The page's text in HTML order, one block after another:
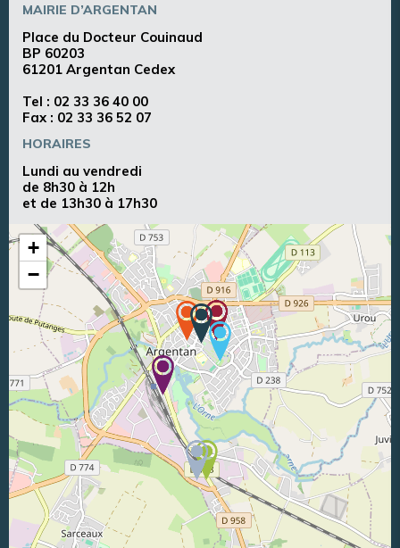
MAIRIE D’ARGENTAN
Place du Docteur Couinaud
BP 60203
61201 Argentan Cedex
Tel : 02 33 36 40 00
Fax : 02 33 36 52 07
HORAIRES
Lundi au vendredi
de 8h30 à 12h
et de 13h30 à 17h30
+
−